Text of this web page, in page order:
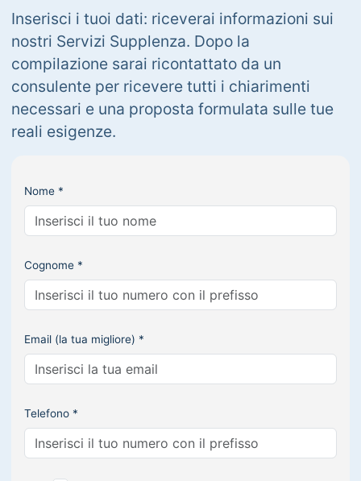
Inserisci i tuoi dati: riceverai informazioni sui
nostri Servizi Supplenza. Dopo la
compilazione sarai ricontattato da un
consulente per ricevere tutti i chiarimenti
necessari e una proposta formulata sulle tue
reali esigenze.
Nome *
Cognome *
Email (la tua migliore) *
Telefono *